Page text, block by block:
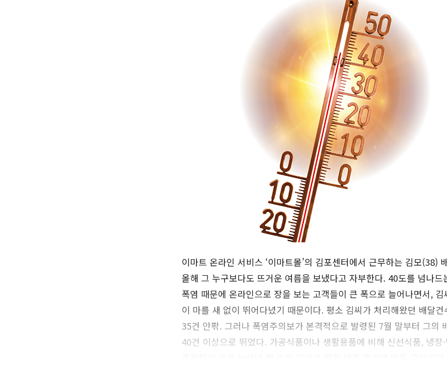
이마트 온라인 서비스 ‘이마트몰’의 김포센터에서 근무하는 김모(38)
올해 그 누구보다도 뜨거운 여름을 보냈다고 자부한다. 40도를 넘나드
폭염 때문에 온라인으로 장을 보는 고객들이 큰 폭으로 늘어나면서,
이 마를 새 없이 뛰어다녔기 때문이다. 평소 김씨가 처리해왔던 배달건
35건 안팎. 그러나 폭염주의보가 본격적으로 발령된 7월 말부터 그의
40건 이상으로 뛰었다. 가공식품이나 생활용품에 비해 신선식품, 냉장